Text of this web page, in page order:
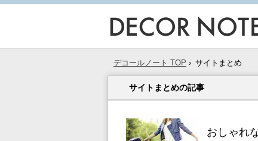
デコールノート TOP › サイトまとめ
サイトまとめの記事
おしゃれ